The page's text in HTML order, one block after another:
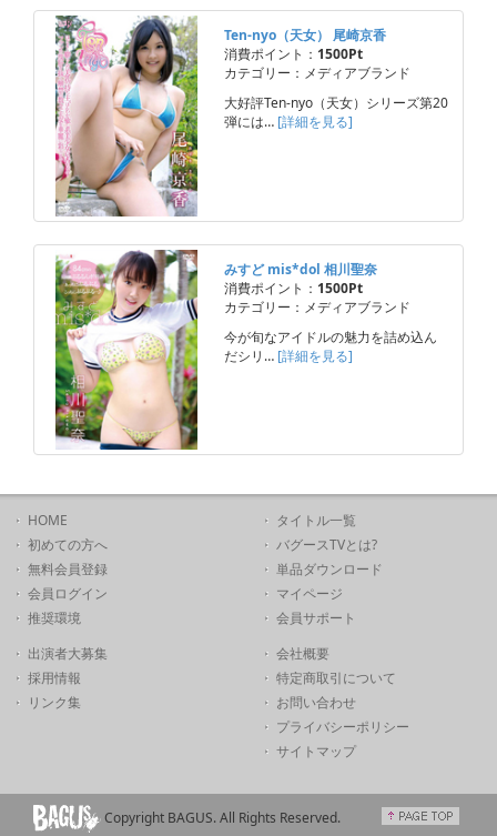
Ten-nyo（天女） 尾崎京香
消費ポイント： 1500Pt
カテゴリー：メディアブランド
大好評Ten-nyo（天女）シリーズ第20
弾には… [詳細を見る]
みすど mis*dol 相川聖奈
消費ポイント： 1500Pt
カテゴリー：メディアブランド
今が旬なアイドルの魅力を詰め込ん
だシリ… [詳細を見る]
HOME
初めての方へ
無料会員登録
会員ログイン
推奨環境
タイトル一覧
バグースTVとは?
単品ダウンロード
マイページ
会員サポート
出演者大募集
採用情報
リンク集
会社概要
特定商取引について
お問い合わせ
プライバシーポリシー
サイトマップ
Copyright BAGUS. All Rights Reserved.